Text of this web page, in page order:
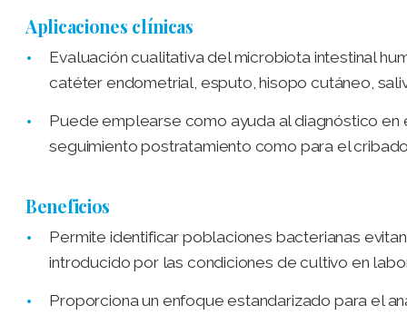
Aplicaciones clínicas
Evaluación cualitativa del microbiota intestinal
catéter endometrial, esputo, hisopo cutáneo,
Puede emplearse como ayuda al diagnóstico
seguimiento postratamiento como para el
Beneficios
Permite identificar poblaciones bacterianas
introducido por las condiciones de cultivo en
Proporciona un enfoque estandarizado para el